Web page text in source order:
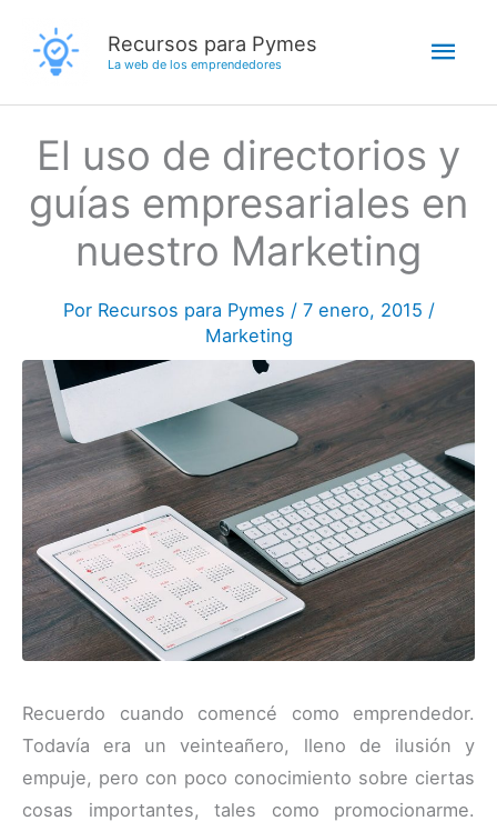
contenido
Recursos para Pymes
La web de los emprendedores
El uso de directorios y
guías empresariales en
nuestro Marketing
Por Recursos para Pymes / 7 enero, 2015 /
Marketing
Recuerdo cuando comencé como emprendedor.
Todavía era un veinteañero, lleno de ilusión y
empuje, pero con poco conocimiento sobre ciertas
cosas importantes, tales como promocionarme.